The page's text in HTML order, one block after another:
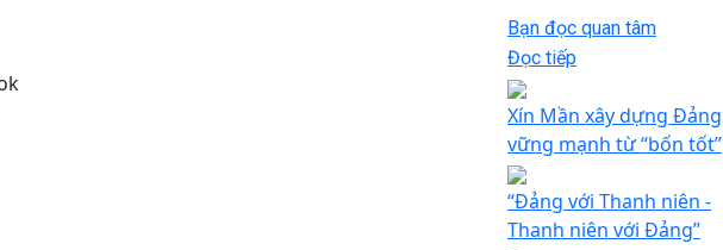
Bạn đọc quan tâm
Đọc tiếp
Xín Mần xây dựng Đảng
vững mạnh từ “bốn tốt”
“Đảng với Thanh niên -
Thanh niên với Đảng”